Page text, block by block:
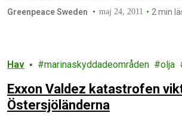
Greenpeaceskeppet Esperanza äntligen
Greenpeace Sweden maj 24, 2011 2 min
Hav marinaskyddadeområden olja
Exxon Valdez katastrofen
Östersjöländerna